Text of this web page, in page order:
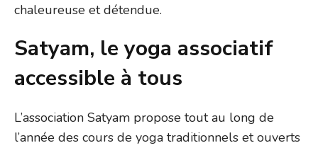
chaleureuse et détendue.
Satyam, le yoga associatif
accessible à tous
L’association Satyam propose tout au long de
l’année des cours de yoga traditionnels et ouverts